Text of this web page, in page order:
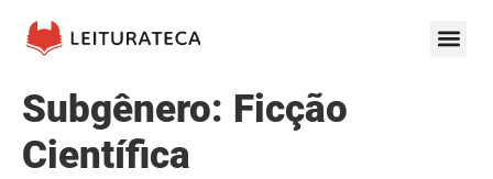
Subgênero: Ficção
Científica